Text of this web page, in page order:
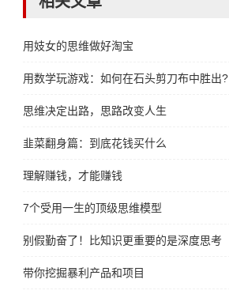
用妓女的思维做好淘宝
用数学玩游戏：如何在石头剪刀布中胜出?
思维决定出路，思路改变人生
韭菜翻身篇：到底花钱买什么
理解赚钱，才能赚钱
7个受用一生的顶级思维模型
别假勤奋了！比知识更重要的是深度思考
带你挖掘暴利产品和项目